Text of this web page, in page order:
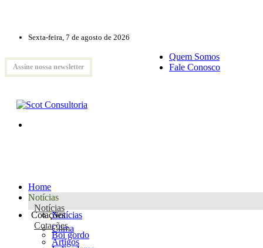
Sexta-feira, 7 de agosto de 2026
Assine nossa newsletter
Quem Somos
Fale Conosco
Home
Notícias
Notícias
Notícias
Clima
Artigos
Cotações
Cotações
Boi gordo